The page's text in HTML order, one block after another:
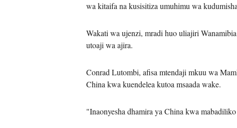
wa kitaifa na kusisitiza umuhimu wa
Wakati wa ujenzi, mradi huo uliajiri
utoaji wa ajira.
Conrad Lutombi, afisa mtendaji mkuu wa
China kwa kuendelea kutoa msaada wake.
"Inaonyesha dhamira ya China kwa